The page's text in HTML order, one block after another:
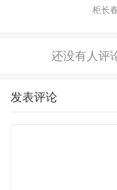
柜长
发表评论